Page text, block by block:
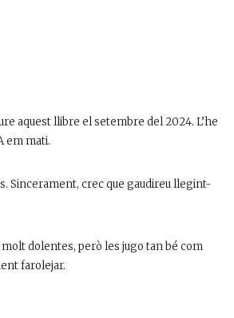
aquest llibre el setembre del 2024. L’he
em mati.
Sincerament, crec que gaudireu llegint-
dolentes, però les jugo tan bé com
farolejar.